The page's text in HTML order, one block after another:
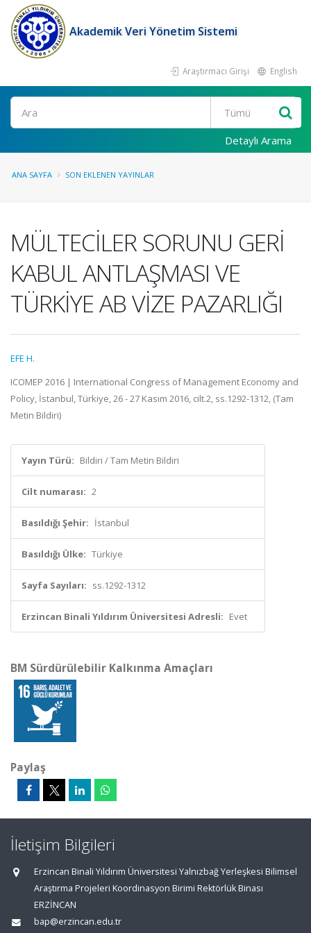
Akademik Veri Yönetim Sistemi
Araştırmacı Girişi English
Ara
Detaylı Arama
ANA SAYFA SON EKLENEN YAYINLAR
MÜLTECİLER SORUNU GERİ
KABUL ANTLAŞMASI VE
TÜRKİYE AB VİZE PAZARLIĞI
EFE H.
ICOMEP 2016 | International Congress of Management Economy and
Policy, İstanbul, Türkiye, 26 - 27 Kasım 2016, cilt.2, ss.1292-1312, (Tam
Metin Bildiri)
Yayın Türü: Bildiri / Tam Metin Bildiri
Cilt numarası: 2
Basıldığı Şehir: İstanbul
Basıldığı Ülke: Türkiye
Sayfa Sayıları: ss.1292-1312
Erzincan Binali Yıldırım Üniversitesi Adresli: Evet
BM Sürdürülebilir Kalkınma Amaçları
Paylaş
İletişim Bilgileri
Erzincan Binali Yıldırım Üniversitesi Yalnızbağ Yerleşkesi Bilimsel
Araştırma Projeleri Koordinasyon Birimi Rektörlük Binası
ERZİNCAN
bap@erzincan.edu.tr